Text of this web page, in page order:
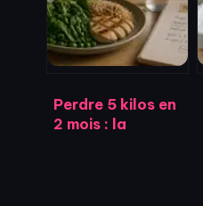
sans gras
Perdre 5 kilos en
2 mois : la